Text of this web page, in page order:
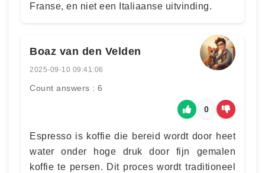
Franse, en niet een Italiaanse uitvinding.
Boaz van den Velden
2025-09-10 09:41:06
Count answers : 6
0
Espresso is koffie die bereid wordt door heet
water onder hoge druk door fijn gemalen
koffie te persen. Dit proces wordt traditioneel